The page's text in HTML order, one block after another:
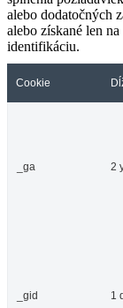
alebo dodatočných
alebo získané len
identifikáciu.
Cookie
_ga 2
_gid 1